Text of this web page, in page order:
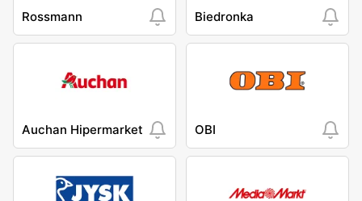
Rossmann Biedronka
Auchan Hipermarket OBI